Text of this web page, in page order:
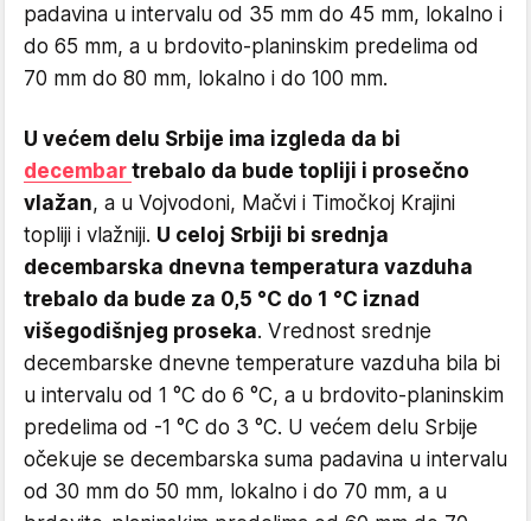
padavina u intervalu od 35 mm do 45 mm, lokalno i
do 65 mm, a u brdovito-planinskim predelima od
70 mm do 80 mm, lokalno i do 100 mm.
U većem delu Srbije ima izgleda da bi
decembar trebalo da bude topliji i prosečno
vlažan, a u Vojvodoni, Mačvi i Timočkoj Krajini
topliji i vlažniji. U celoj Srbiji bi srednja
decembarska dnevna temperatura vazduha
trebalo da bude za 0,5 °C do 1 °C iznad
višegodišnjeg proseka. Vrednost srednje
decembarske dnevne temperature vazduha bila bi
u intervalu od 1 °C do 6 °C, a u brdovito-planinskim
predelima od -1 °C do 3 °C. U većem delu Srbije
očekuje se decembarska suma padavina u intervalu
od 30 mm do 50 mm, lokalno i do 70 mm, a u